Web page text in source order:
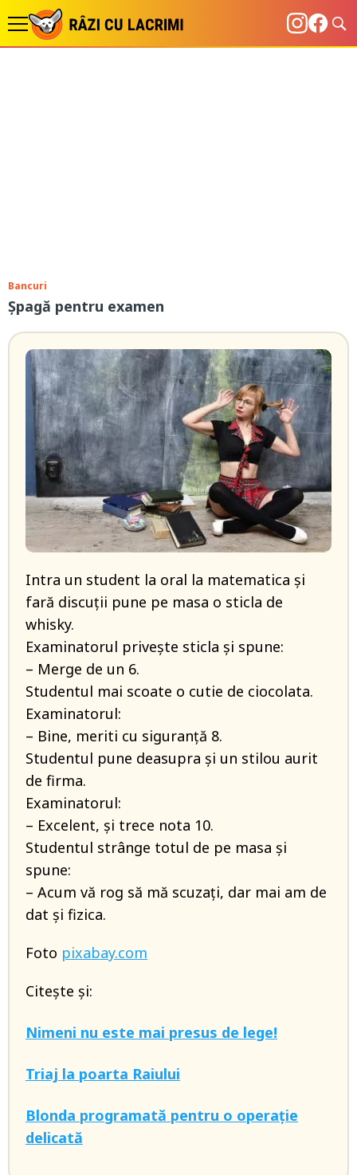
Bancuri
Șpagă pentru examen
Intra un student la oral la matematica și
fară discuții pune pe masa o sticla de
whisky.
Examinatorul privește sticla și spune:
– Merge de un 6.
Studentul mai scoate o cutie de ciocolata.
Examinatorul:
– Bine, meriti cu siguranță 8.
Studentul pune deasupra și un stilou aurit
de firma.
Examinatorul:
– Excelent, și trece nota 10.
Studentul strânge totul de pe masa și
spune:
– Acum vă rog să mă scuzați, dar mai am de
dat și fizica.
Foto pixabay.com
Citește și:
Nimeni nu este mai presus de lege!
Triaj la poarta Raiului
Blonda programată pentru o operație
delicată